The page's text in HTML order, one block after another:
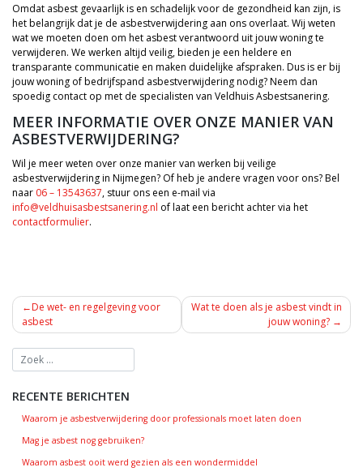
Omdat asbest gevaarlijk is en schadelijk voor de gezondheid kan zijn, is
het belangrijk dat je de asbestverwijdering aan ons overlaat. Wij weten
wat we moeten doen om het asbest verantwoord uit jouw woning te
verwijderen. We werken altijd veilig, bieden je een heldere en
transparante communicatie en maken duidelijke afspraken. Dus is er bij
jouw woning of bedrijfspand asbestverwijdering nodig? Neem dan
spoedig contact op met de specialisten van Veldhuis Asbestsanering.
MEER INFORMATIE OVER ONZE MANIER VAN
ASBESTVERWIJDERING?
Wil je meer weten over onze manier van werken bij veilige
asbestverwijdering in Nijmegen? Of heb je andere vragen voor ons? Bel
naar 06 – 13543637, stuur ons een e-mail via
info@veldhuisasbestsanering.nl of laat een bericht achter via het
contactformulier.
BERICHT
NAVIGATIE
De wet- en regelgeving voor
asbest
Wat te doen als je asbest vindt in
jouw woning?
RECENTE BERICHTEN
Waarom je asbestverwijdering door professionals moet laten doen
Mag je asbest nog gebruiken?
Waarom asbest ooit werd gezien als een wondermiddel